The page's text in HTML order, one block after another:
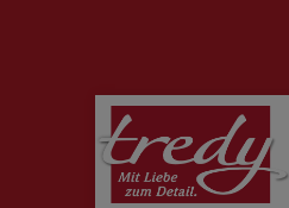
Zur Suche springen Zur